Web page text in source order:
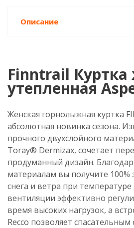
Описание
Finntrail Куртка
утепленная
Женская горнолыжная куртка
абсолютная новинка сезона.
прочного двухслойного
Toray® Dermizax, сочетает
продуманный дизайн.
материалам вы получите
снега и ветра при температуре
вентиляции эффективно
время высоких нагрузок, а
Recco позволяет